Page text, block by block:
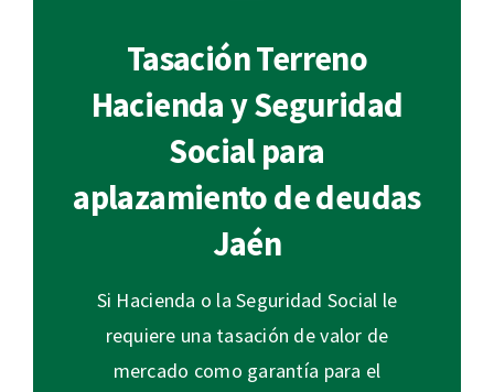
Tasación Terreno
Hacienda y Seguridad
Social para
aplazamiento de deudas
Jaén
Si Hacienda o la Seguridad Social le
requiere una tasación de valor de
mercado como garantía para el